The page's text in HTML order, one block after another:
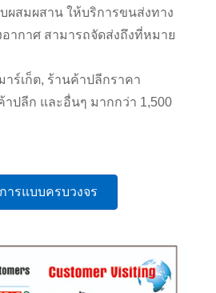
สมผสาน ให้บริการขนส่งทาง
อากาศ สามารถจัดส่งถึงที่หมาย
าร์เก็ต, ร้านค้าปลีกราคา
าปลีก และอื่นๆ มากกว่า 1,500
ารแบบครบวงจร